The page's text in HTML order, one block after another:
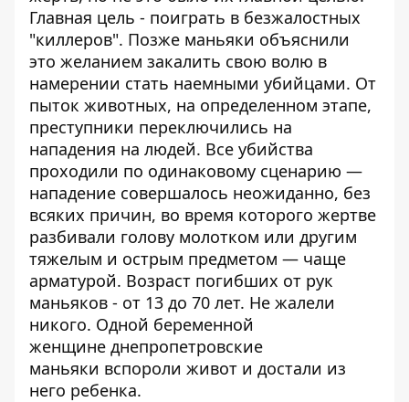
Главная цель - поиграть в безжалостных
"киллеров". Позже маньяки объяснили
это желанием закалить свою волю в
намерении стать наемными убийцами. От
пыток животных, на определенном этапе,
преступники переключились на
нападения на людей. Все убийства
проходили по одинаковому сценарию —
нападение совершалось неожиданно, без
всяких причин, во время которого жертве
разбивали голову молотком или другим
тяжелым и острым предметом — чаще
арматурой. Возраст погибших от рук
маньяков - от 13 до 70 лет. Не жалели
никого. Одной беременной
женщине днепропетровские
маньяки вспороли живот и достали из
него ребенка.